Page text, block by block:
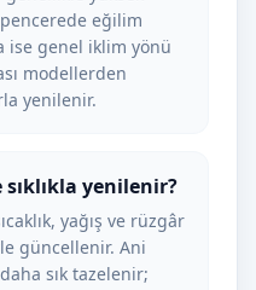
eğilim
ise genel iklim yönü
modellerden
yenilenir.
yenilenir?
yağış ve rüzgâr
güncellenir. Ani
sık tazelenir;